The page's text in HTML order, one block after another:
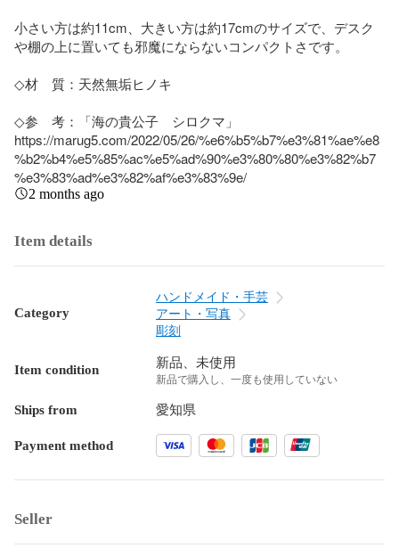
小さい方は約11cm、大きい方は約17cmのサイズで、デスク
や棚の上に置いても邪魔にならないコンパクトさです。
◇材　質：天然無垢ヒノキ
◇参　考：「海の貴公子　シロクマ」
https://marug5.com/2022/05/26/%e6%b5%b7%e3%81%ae%e8
%b2%b4%e5%85%ac%e5%ad%90%e3%80%80%e3%82%b7
%e3%83%ad%e3%82%af%e3%83%9e/
2 months ago
Item details
Category
ハンドメイド・手芸
アート・写真
彫刻
Item condition 新品、未使用
新品で購入し、一度も使用していない
Ships from 愛知県
Payment method
Seller